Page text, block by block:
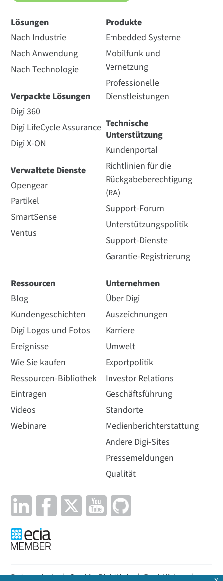
Lösungen
Nach Industrie
Nach Anwendung
Nach Technologie
Verpackte Lösungen
Digi 360
Digi LifeCycle Assurance
Digi X-ON
Verwaltete Dienste
Opengear
Partikel
SmartSense
Ventus
Produkte
Embedded Systeme
Mobilfunk und
Vernetzung
Professionelle
Dienstleistungen
Technische
Unterstützung
Kundenportal
Richtlinien für die
Rückgabeberechtigung
(RA)
Support-Forum
Unterstützungspolitik
Support-Dienste
Garantie-Registrierung
Ressourcen
Blog
Kundengeschichten
Digi Logos und Fotos
Ereignisse
Wie Sie kaufen
Ressourcen-Bibliothek
Eintragen
Videos
Webinare
Unternehmen
Über Digi
Auszeichnungen
Karriere
Umwelt
Exportpolitik
Investor Relations
Geschäftsführung
Standorte
Medienberichterstattung
Andere Digi-Sites
Pressemeldungen
Qualität
Datenschutz | Cookie-Richtlinie | Rechtliches |